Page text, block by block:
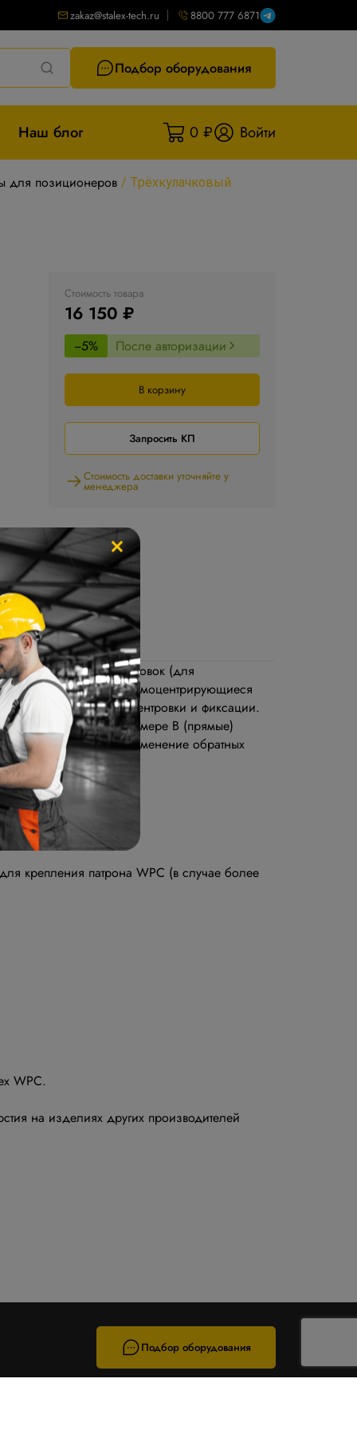
zakaz@stalex-tech.ru 8800 777 6871
Подбор оборудования
Наш блог 0 ₽ Войти
для позиционеров / Трёхкулачковый
Стоимость товара
16 150 ₽
−5% После авторизации
В корзину
Запросить КП
Стоимость доставки уточняйте у
менеджера
WP и фиксации заготовок (для
Stalex WPC это самоцентрирующиеся
быстрой центровки и фиксации.
как указано на размере В (прямые)
отверстию. Применение обратных
крепления патрона WPC (в случае более
WPC.
на изделиях других производителей
Подбор оборудования
×